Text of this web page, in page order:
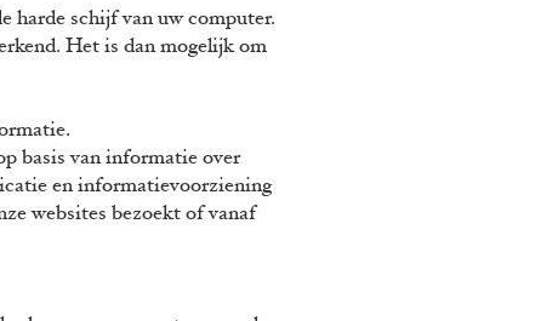
harde schijf van uw computer.
Het is dan mogelijk om
basis van informatie over
en informatievoorziening
websites bezoekt of vanaf